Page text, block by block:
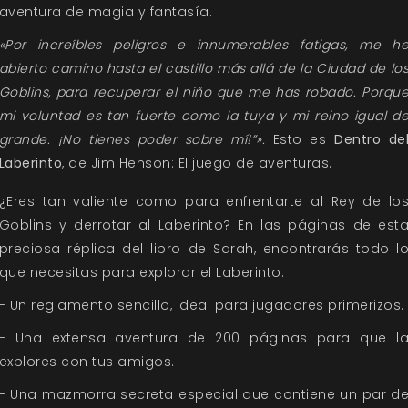
de magia y fantasía.
increíbles peligros e innumerables fatigas, me
camino hasta el castillo más allá de la Ciudad de
para recuperar el niño que me has robado.
voluntad es tan fuerte como la tuya y mi reino igual
¡No tienes poder sobre mí!”». Esto esDentro
, de Jim Henson: El juego de aventuras.
tan valiente como para enfrentarte al Rey de
y derrotar al Laberinto? En las páginas de
réplica del libro de Sarah, encontrarás todo
necesitas para explorar el Laberinto:
Un reglamento sencillo, ideal para jugadores primerizos.
Una extensa aventura de 200 páginas para que
con tus amigos.
Una mazmorra secreta especial que contiene un par